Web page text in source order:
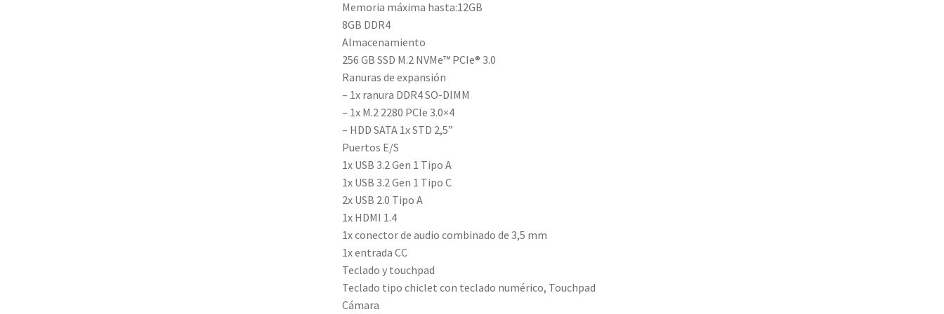
Memoria máxima hasta:12GB
8GB DDR4
Almacenamiento
256 GB SSD M.2 NVMe™ PCIe® 3.0
Ranuras de expansión
– 1x ranura DDR4 SO-DIMM
– 1x M.2 2280 PCIe 3.0×4
– HDD SATA 1x STD 2,5”
Puertos E/S
1x USB 3.2 Gen 1 Tipo A
1x USB 3.2 Gen 1 Tipo C
2x USB 2.0 Tipo A
1x HDMI 1.4
1x conector de audio combinado de 3,5 mm
1x entrada CC
Teclado y touchpad
Teclado tipo chiclet con teclado numérico, Touchpad
Cámara